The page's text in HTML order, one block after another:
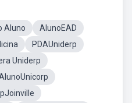
Aluno
AlunoEAD
PDAUniderp
Uniderp